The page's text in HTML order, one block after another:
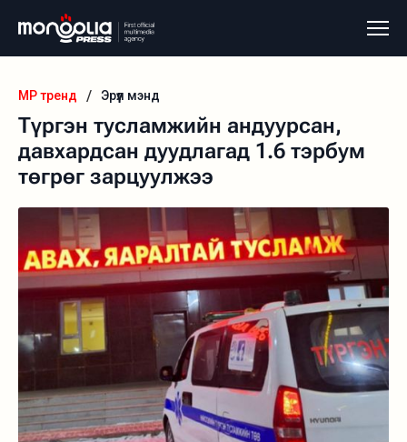
MP тренд / Эрүүл мэнд
Түргэн тусламжийн андуурсан,
давхардсан дуудлагад 1.6 тэрбум
төгрөг зарцуулжээ